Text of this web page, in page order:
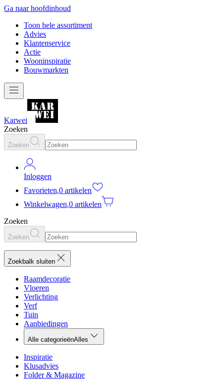
Ga naar hoofdinhoud
Toon hele assortiment
Advies
Klantenservice
Actie
Wooninspiratie
Bouwmarkten
Karwei
Zoeken
Zoeken
Inloggen
Favorieten,0 artikelen
Winkelwagen,0 artikelen
Zoeken
Zoeken
Zoekbalk sluiten
Raamdecoratie
Vloeren
Verlichting
Verf
Tuin
Aanbiedingen
Alle categorieënAlles
Inspiratie
Klusadvies
Folder & Magazine